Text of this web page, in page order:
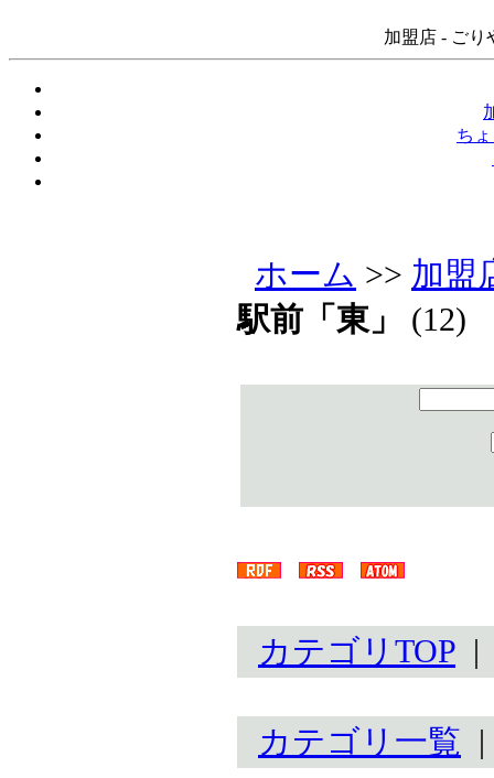
加盟店 - ごり
ち
ホーム >> 加盟
駅前「東」
(12)
カテゴリTOP
カテゴリ一覧